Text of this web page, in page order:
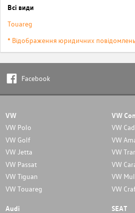
Всі види
Touareg
* Відображення юридичних повідомлень
Facebook
VW
VW Polo
VW Golf
VW Jetta
VW Passat
VW Tiguan
VW Touareg
VW
VW
VW
VW
VW
VW
VW
Audi SEAT